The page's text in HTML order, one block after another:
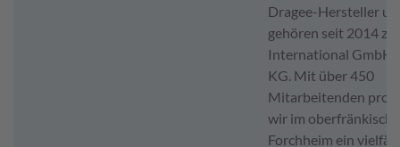
Dragee-Hersteller
gehören seit 2014
International GmbH
KG. Mit über 450
Mitarbeitenden
wir im
Forchheim ein